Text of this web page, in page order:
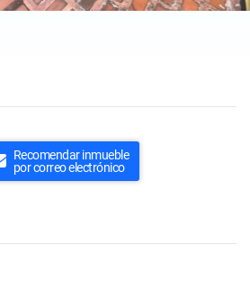
Recomendar inmueble
por correo electrónico